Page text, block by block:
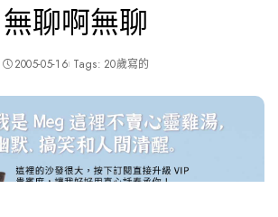
無聊啊無聊
2005-05-16 Tags: 20歲寫的